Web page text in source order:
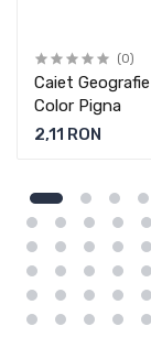
(0)
Caiet
Color Pigna
2,11 RON